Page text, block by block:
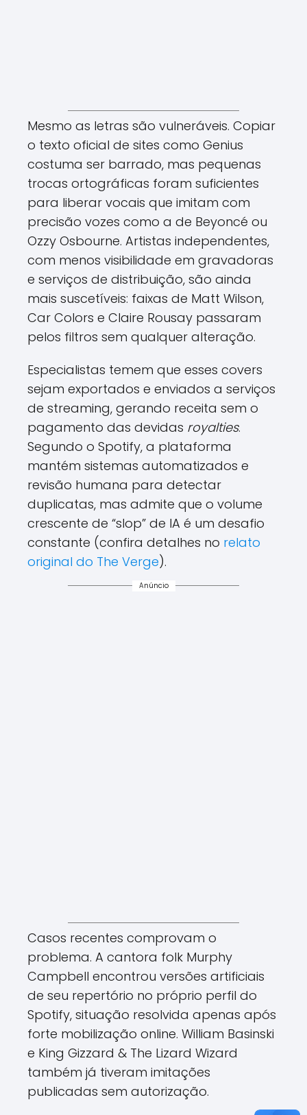
Mesmo as letras são vulneráveis. Copiar
o texto oficial de sites como Genius
costuma ser barrado, mas pequenas
trocas ortográficas foram suficientes
para liberar vocais que imitam com
precisão vozes como a de Beyoncé ou
Ozzy Osbourne. Artistas independentes,
com menos visibilidade em gravadoras
e serviços de distribuição, são ainda
mais suscetíveis: faixas de Matt Wilson,
Car Colors e Claire Rousay passaram
pelos filtros sem qualquer alteração.
Especialistas temem que esses covers
sejam exportados e enviados a serviços
de streaming, gerando receita sem o
pagamento das devidas royalties.
Segundo o Spotify, a plataforma
mantém sistemas automatizados e
revisão humana para detectar
duplicatas, mas admite que o volume
crescente de “slop” de IA é um desafio
constante (confira detalhes no relato
original do The Verge).
Anúncio
Casos recentes comprovam o
problema. A cantora folk Murphy
Campbell encontrou versões artificiais
de seu repertório no próprio perfil do
Spotify, situação resolvida apenas após
forte mobilização online. William Basinski
e King Gizzard & The Lizard Wizard
também já tiveram imitações
publicadas sem autorização.